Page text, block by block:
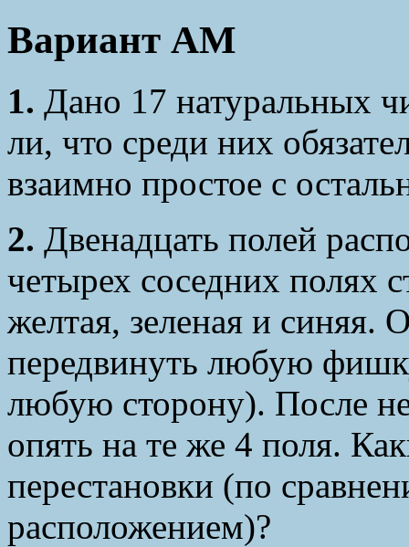
Вариант АМ
1. Дано 17 натуральных
ли, что среди них
взаимно простое с
2. Двенадцать полей
четырех соседних полях
желтая, зеленая и
передвинуть любую
любую сторону). После
опять на те же 4 поля.
перестановки (по
расположением)?